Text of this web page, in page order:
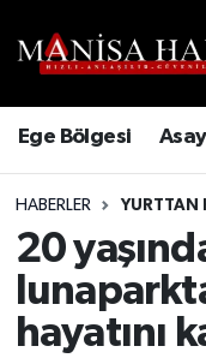
Ege Bölgesi
HABERLER YURTTAN
20
hayatını
Trafik Durumu
Süper Lig
Tüm Manşetler
Son Dakika